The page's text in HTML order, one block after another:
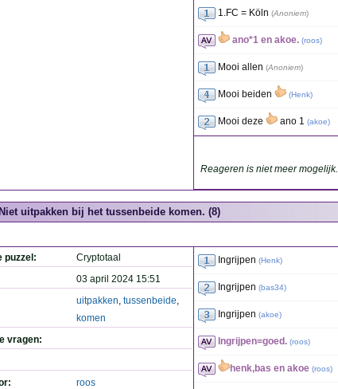
1.FC = Köln (Anoniem)
ano*1 en akoe. (roos)
Mooi allen (Anoniem)
Mooi beiden (Henk)
Mooi deze ano 1 (akoe)
Reageren is niet meer mogelijk.
uitpakken bij het tussenbeide komen. (8)
puzzel:
Cryptotaal
03 april 2024 15:51
uitpakken, tussenbeide,
komen
vragen:
roos
Ingrijpen (Henk)
Ingrijpen (bas34)
Ingrijpen (akoe)
Ingrijpen=goed. (roos)
henk,bas en akoe (roos)